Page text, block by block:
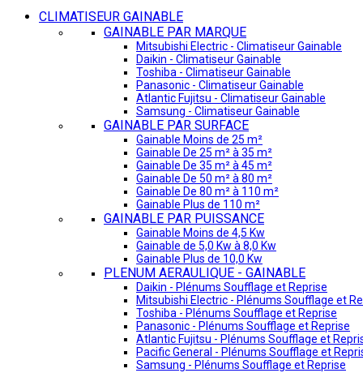
CLIMATISEUR GAINABLE
GAINABLE PAR MARQUE
Mitsubishi Electric - Climatiseur Gainable
Daikin - Climatiseur Gainable
Toshiba - Climatiseur Gainable
Panasonic - Climatiseur Gainable
Atlantic Fujitsu - Climatiseur Gainable
Samsung - Climatiseur Gainable
GAINABLE PAR SURFACE
Gainable Moins de 25 m²
Gainable De 25 m² à 35 m²
Gainable De 35 m² à 45 m²
Gainable De 50 m² à 80 m²
Gainable De 80 m² à 110 m²
Gainable Plus de 110 m²
GAINABLE PAR PUISSANCE
Gainable Moins de 4,5 Kw
Gainable de 5,0 Kw à 8,0 Kw
Gainable Plus de 10,0 Kw
PLENUM AERAULIQUE - GAINABLE
Daikin - Plénums Soufflage et Reprise
Mitsubishi Electric - Plénums Soufflage et
Toshiba - Plénums Soufflage et Reprise
Panasonic - Plénums Soufflage et Reprise
Atlantic Fujitsu - Plénums Soufflage et
Pacific General - Plénums Soufflage et
Samsung - Plénums Soufflage et Reprise